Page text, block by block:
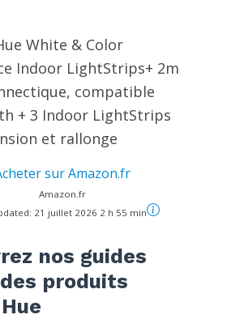
White & Color
Indoor LightStrips+ 2m
compatible
+ 3 Indoor LightStrips
et rallonge
sur Amazon.fr
Amazon.fr
21 juillet 2026 2 h 55 min
nos guides
produits